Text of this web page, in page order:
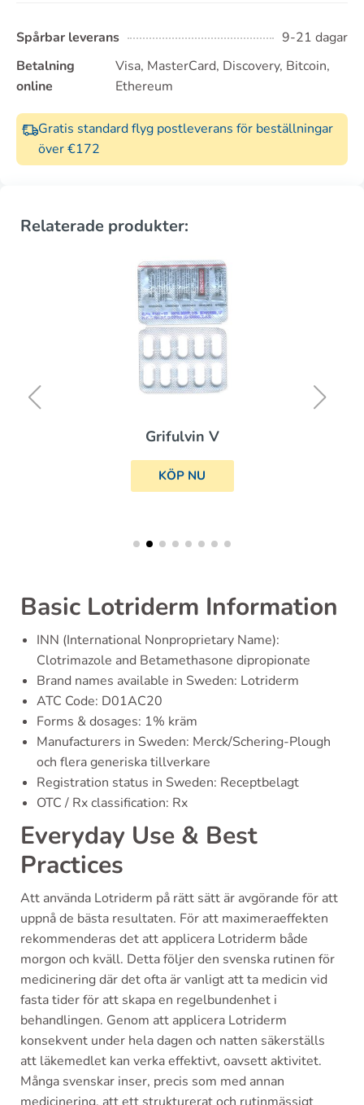
Spårbar leverans
9-21 dagar
Betalning
online
Visa, MasterCard, Discovery, Bitcoin,
Ethereum
Gratis standard flyg postleverans för beställningar
över €172
Relaterade produkter:
Grifulvin V
KÖP NU
Basic Lotriderm Information
INN (International Nonproprietary Name):
Clotrimazole and Betamethasone dipropionate
Brand names available in Sweden: Lotriderm
ATC Code: D01AC20
Forms & dosages: 1% kräm
Manufacturers in Sweden: Merck/Schering-Plough
och flera generiska tillverkare
Registration status in Sweden: Receptbelagt
OTC / Rx classification: Rx
Everyday Use & Best
Practices
Att använda Lotriderm på rätt sätt är avgörande för att
uppnå de bästa resultaten. För att maximeraeffekten
rekommenderas det att applicera Lotriderm både
morgon och kväll. Detta följer den svenska rutinen för
medicinering där det ofta är vanligt att ta medicin vid
fasta tider för att skapa en regelbundenhet i
behandlingen. Genom att applicera Lotriderm
konsekvent under hela dagen och natten säkerställs
att läkemedlet kan verka effektivt, oavsett aktivitet.
Många svenskar inser, precis som med annan